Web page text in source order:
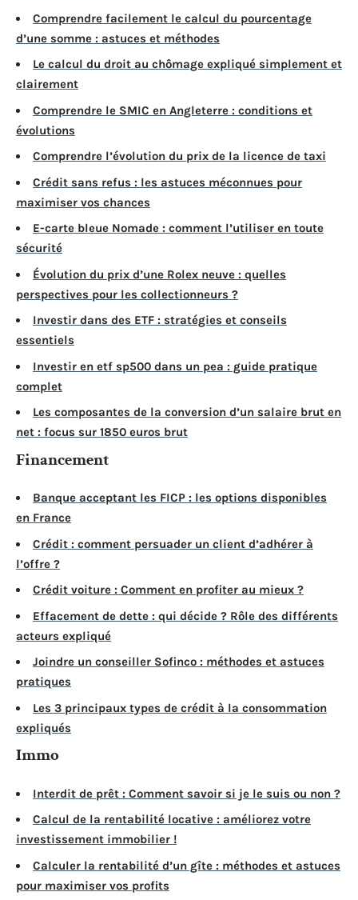
Comprendre facilement le calcul du pourcentage
d’une somme : astuces et méthodes
Le calcul du droit au chômage expliqué simplement et
clairement
Comprendre le SMIC en Angleterre : conditions et
évolutions
Comprendre l’évolution du prix de la licence de taxi
Crédit sans refus : les astuces méconnues pour
maximiser vos chances
E-carte bleue Nomade : comment l’utiliser en toute
sécurité
Évolution du prix d’une Rolex neuve : quelles
perspectives pour les collectionneurs ?
Investir dans des ETF : stratégies et conseils
essentiels
Investir en etf sp500 dans un pea : guide pratique
complet
Les composantes de la conversion d’un salaire brut en
net : focus sur 1850 euros brut
Financement
Banque acceptant les FICP : les options disponibles
en France
Crédit : comment persuader un client d’adhérer à
l’offre ?
Crédit voiture : Comment en profiter au mieux ?
Effacement de dette : qui décide ? Rôle des différents
acteurs expliqué
Joindre un conseiller Sofinco : méthodes et astuces
pratiques
Les 3 principaux types de crédit à la consommation
expliqués
Immo
Interdit de prêt : Comment savoir si je le suis ou non ?
Calcul de la rentabilité locative : améliorez votre
investissement immobilier !
Calculer la rentabilité d’un gîte : méthodes et astuces
pour maximiser vos profits